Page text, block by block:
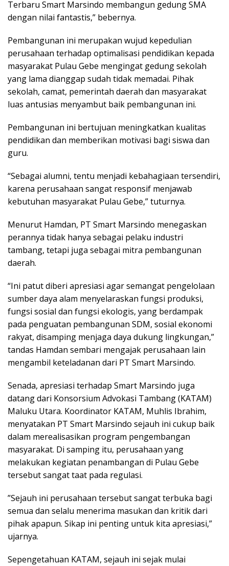
Terbaru Smart Marsindo membangun gedung SMA
dengan nilai fantastis,” bebernya.
Pembangunan ini merupakan wujud kepedulian
perusahaan terhadap optimalisasi pendidikan kepada
masyarakat Pulau Gebe mengingat gedung sekolah
yang lama dianggap sudah tidak memadai. Pihak
sekolah, camat, pemerintah daerah dan masyarakat
luas antusias menyambut baik pembangunan ini.
Pembangunan ini bertujuan meningkatkan kualitas
pendidikan dan memberikan motivasi bagi siswa dan
guru.
“Sebagai alumni, tentu menjadi kebahagiaan tersendiri,
karena perusahaan sangat responsif menjawab
kebutuhan masyarakat Pulau Gebe,” tuturnya.
Menurut Hamdan, PT Smart Marsindo menegaskan
perannya tidak hanya sebagai pelaku industri
tambang, tetapi juga sebagai mitra pembangunan
daerah.
“Ini patut diberi apresiasi agar semangat pengelolaan
sumber daya alam menyelaraskan fungsi produksi,
fungsi sosial dan fungsi ekologis, yang berdampak
pada penguatan pembangunan SDM, sosial ekonomi
rakyat, disamping menjaga daya dukung lingkungan,”
tandas Hamdan sembari mengajak perusahaan lain
mengambil keteladanan dari PT Smart Marsindo.
Senada, apresiasi terhadap Smart Marsindo juga
datang dari Konsorsium Advokasi Tambang (KATAM)
Maluku Utara. Koordinator KATAM, Muhlis Ibrahim,
menyatakan PT Smart Marsindo sejauh ini cukup baik
dalam merealisasikan program pengembangan
masyarakat. Di samping itu, perusahaan yang
melakukan kegiatan penambangan di Pulau Gebe
tersebut sangat taat pada regulasi.
”Sejauh ini perusahaan tersebut sangat terbuka bagi
semua dan selalu menerima masukan dan kritik dari
pihak apapun. Sikap ini penting untuk kita apresiasi,”
ujarnya.
Sepengetahuan KATAM, sejauh ini sejak mulai